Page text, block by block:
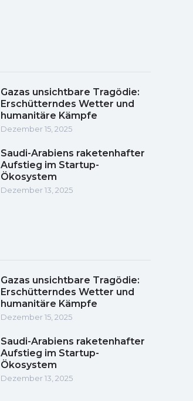
Gazas unsichtbare Tragödie:
Erschütterndes Wetter und
humanitäre Kämpfe
Dezember 15, 2025
Saudi-Arabiens raketenhafter
Aufstieg im Startup-
Ökosystem
Dezember 13, 2025
Gazas unsichtbare Tragödie:
Erschütterndes Wetter und
humanitäre Kämpfe
Dezember 15, 2025
Saudi-Arabiens raketenhafter
Aufstieg im Startup-
Ökosystem
Dezember 13, 2025